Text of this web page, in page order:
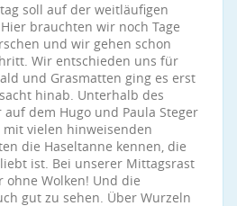
soll auf der weitläufigen
brauchten wir noch Tage
und wir gehen schon
Wir entschieden uns für
und Grasmatten ging es erst
hinab. Unterhalb des
dem Hugo und Paula Steger
mit vielen hinweisenden
die Haseltanne kennen, die
ist. Bei unserer Mittagsrast
ohne Wolken! Und die
gut zu sehen. Über Wurzeln